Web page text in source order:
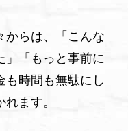
からは、「こんな
」「もっと事前に
も時間も無駄にし
ます。